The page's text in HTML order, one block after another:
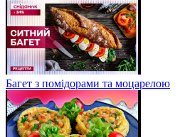
Багет з помідорами та моцарелою